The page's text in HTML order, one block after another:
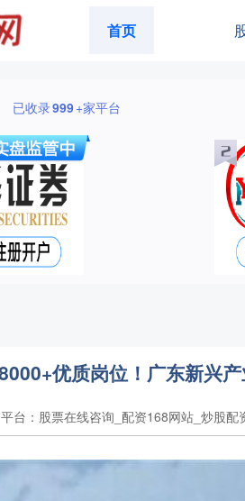
首页
已收录999+家平台
优质岗位！广东新兴
平台：股票在线咨询_配资168网站_炒股配